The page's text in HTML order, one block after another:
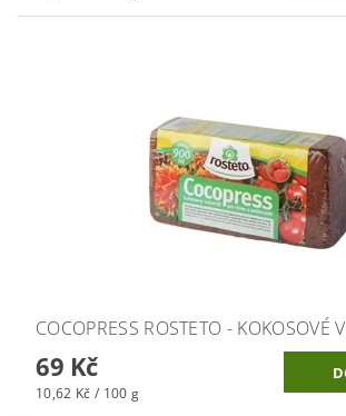
COCOPRESS ROSTETO - KOKOSOVÉ
69 Kč
10,62 Kč / 100 g